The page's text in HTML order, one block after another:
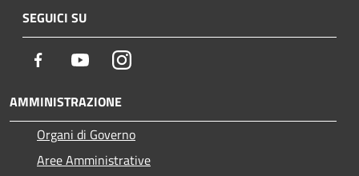
SEGUICI SU
Facebook YoutubeInstagram
AMMINISTRAZIONE
Organi di Governo
Aree Amministrative